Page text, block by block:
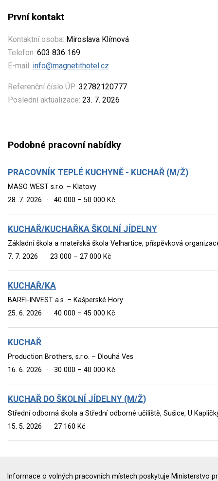
První kontakt
Kontaktní osoba: Miroslava Klímová
Telefon: 603 836 169
E-mail: info@magnetithotel.cz
Referenční číslo ÚP: 32782120777
Poslední aktualizace: 23. 7. 2026
Podobné pracovní nabídky
PRACOVNÍK TEPLÉ KUCHYNĚ - KUCHAŘ (M/Ž)
MASO WEST s.r.o. – Klatovy
28. 7. 2026
· 40 000 – 50 000 Kč
KUCHAŘ/KUCHAŘKA ŠKOLNÍ JÍDELNY
Základní škola a mateřská škola Velhartice, příspěvková
7. 7. 2026
· 23 000 – 27 000 Kč
KUCHAŘ/KA
BARFI-INVEST a.s. – Kašperské Hory
25. 6. 2026
· 40 000 – 45 000 Kč
KUCHAŘ
Production Brothers, s.r.o. – Dlouhá Ves
16. 6. 2026
· 30 000 – 40 000 Kč
KUCHAŘ DO ŠKOLNÍ JÍDELNY (M/Ž)
Střední odborná škola a Střední odborné učiliště, Sušice, U
15. 5. 2026
· 27 160 Kč
Informace o volných pracovních místech poskytuje Ministerstvo